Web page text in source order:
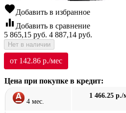
favoriteДобавить в избранное
equalizer Добавить в сравнение
5 865,15 руб. 4 887,14 руб.
Нет в наличии
от 142.86 р./мес
Цена при покупке в кредит:
4 мес.
1 466.25 р./